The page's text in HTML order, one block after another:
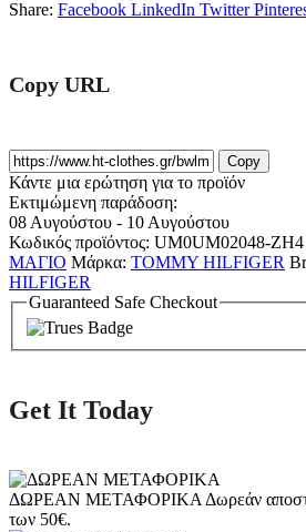
Share: Facebook LinkedIn Twitter
Copy URL
Copy
Κάντε μια ερώτηση για το προϊόν
Εκτιμώμενη παράδοση:
08 Αυγούστου - 10 Αυγούστου
Κωδικός προϊόντος: UM0UM02048-ZH4
ΜΑΓΙΟ Μάρκα: TOMMY HILFIGER
HILFIGER
Guaranteed Safe Checkout
Get It Today
ΔΩΡΕΑΝ ΜΕΤΑΦΟΡΙΚΑ Δωρεάν
των 50€.